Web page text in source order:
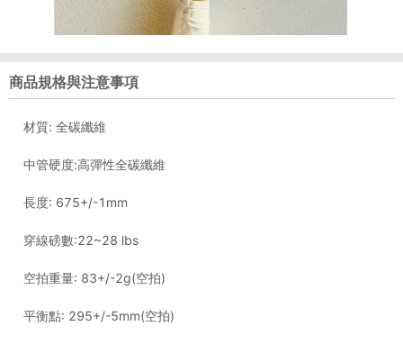
商品規格與注意事項
材質: 全碳纖維
中管硬度:高彈性全碳纖維
長度: 675+/-1mm
穿線磅數:22~28 lbs
空拍重量: 83+/-2g(空拍)
平衡點: 295+/-5mm(空拍)